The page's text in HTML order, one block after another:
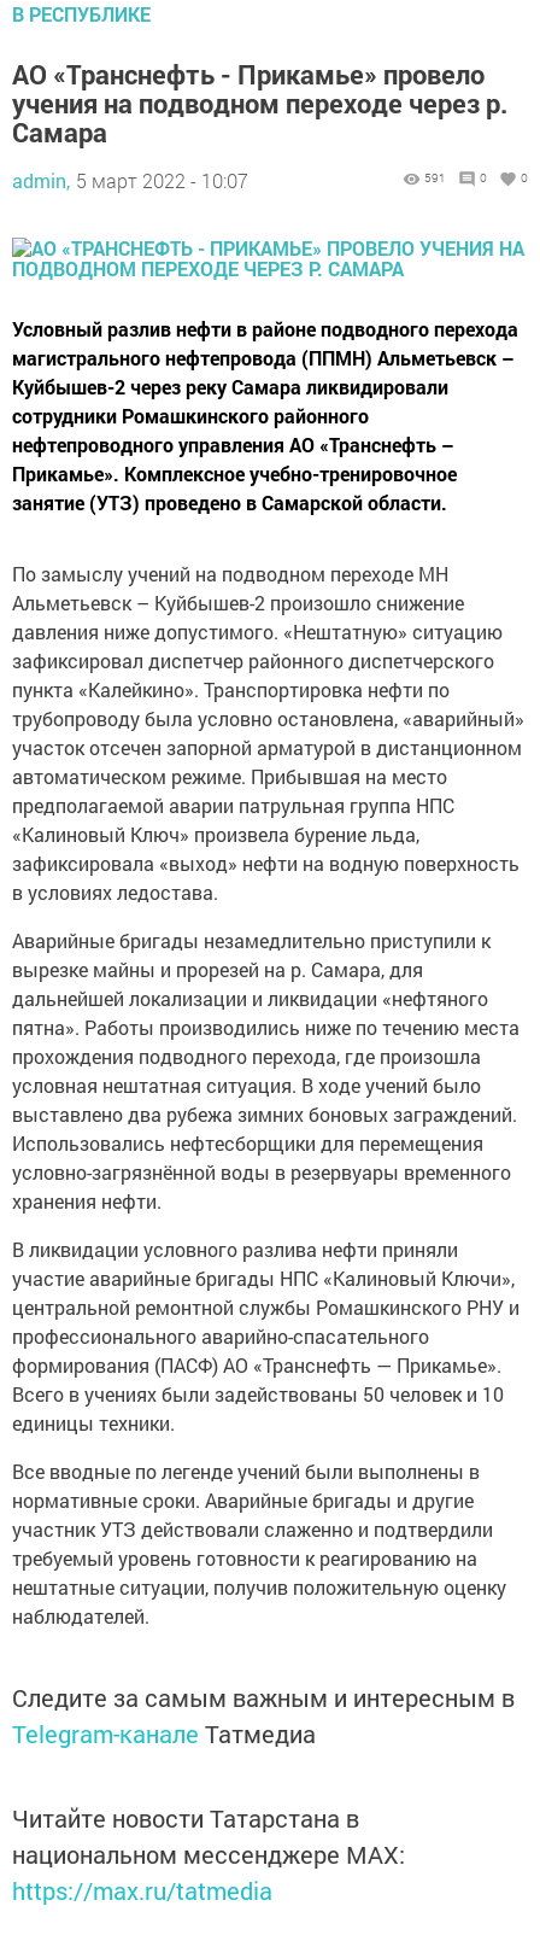
В РЕСПУБЛИКЕ
АО «Транснефть - Прикамье» провело
учения на подводном переходе через р.
Самара
admin, 5 март 2022 - 10:07 591 0 0
Условный разлив нефти в районе подводного перехода
магистрального нефтепровода (ППМН) Альметьевск –
Куйбышев-2 через реку Самара ликвидировали
сотрудники Ромашкинского районного
нефтепроводного управления АО «Транснефть –
Прикамье». Комплексное учебно-тренировочное
занятие (УТЗ) проведено в Самарской области.
По замыслу учений на подводном переходе МН
Альметьевск – Куйбышев-2 произошло снижение
давления ниже допустимого. «Нештатную» ситуацию
зафиксировал диспетчер районного диспетчерского
пункта «Калейкино». Транспортировка нефти по
трубопроводу была условно остановлена, «аварийный»
участок отсечен запорной арматурой в дистанционном
автоматическом режиме. Прибывшая на место
предполагаемой аварии патрульная группа НПС
«Калиновый Ключ» произвела бурение льда,
зафиксировала «выход» нефти на водную поверхность
в условиях ледостава.
Аварийные бригады незамедлительно приступили к
вырезке майны и прорезей на р. Самара, для
дальнейшей локализации и ликвидации «нефтяного
пятна». Работы производились ниже по течению места
прохождения подводного перехода, где произошла
условная нештатная ситуация. В ходе учений было
выставлено два рубежа зимних боновых заграждений.
Использовались нефтесборщики для перемещения
условно-загрязнённой воды в резервуары временного
хранения нефти.
В ликвидации условного разлива нефти приняли
участие аварийные бригады НПС «Калиновый Ключи»,
центральной ремонтной службы Ромашкинского РНУ и
профессионального аварийно-спасательного
формирования (ПАСФ) АО «Транснефть — Прикамье».
Всего в учениях были задействованы 50 человек и 10
единицы техники.
Все вводные по легенде учений были выполнены в
нормативные сроки. Аварийные бригады и другие
участник УТЗ действовали слаженно и подтвердили
требуемый уровень готовности к реагированию на
нештатные ситуации, получив положительную оценку
наблюдателей.
Следите за самым важным и интересным в
Telegram-канале Татмедиа
Читайте новости Татарстана в
национальном мессенджере MАХ:
https://max.ru/tatmedia